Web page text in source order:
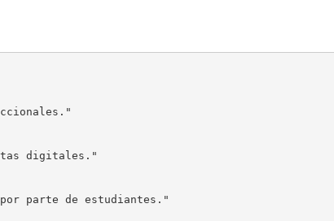
digitales."
parte de estudiantes."